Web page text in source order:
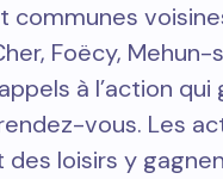
communes
Foëcy, Mehun-
à l’action qui
vous. Les
loisirs y